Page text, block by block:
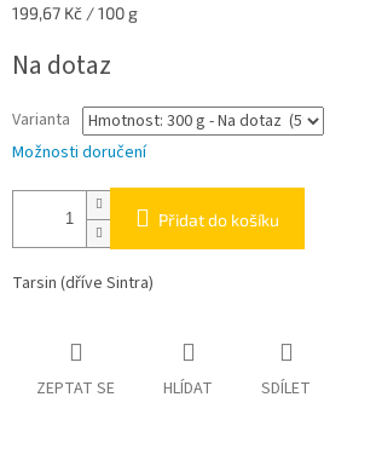
Měrná
199,67 Kč / 100 g
Na dotaz
Varianta
Možnosti doručení
Přidat do košíku
Tarsin (dříve Sintra)
ZEPTAT SE HLÍDAT SDÍLET